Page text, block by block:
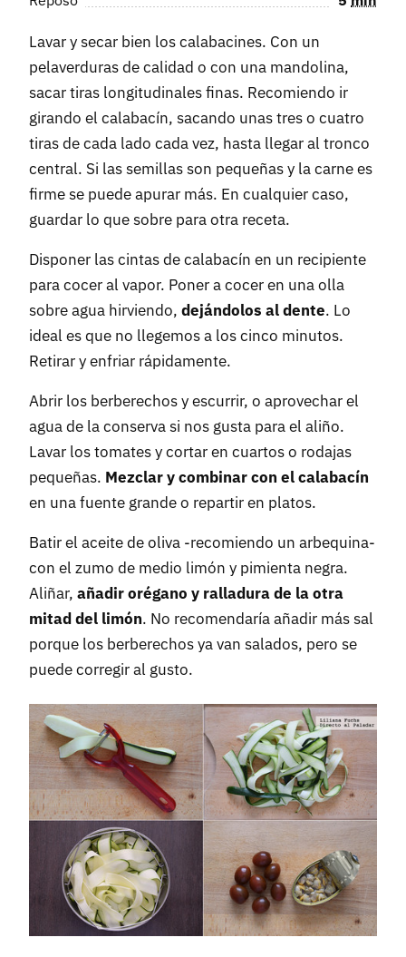
Lavar y secar bien los calabacines. Con un
pelaverduras de calidad o con una mandolina,
sacar tiras longitudinales finas. Recomiendo ir
girando el calabacín, sacando unas tres o cuatro
tiras de cada lado cada vez, hasta llegar al tronco
central. Si las semillas son pequeñas y la carne es
firme se puede apurar más. En cualquier caso,
guardar lo que sobre para otra receta.
Disponer las cintas de calabacín en un recipiente
para cocer al vapor. Poner a cocer en una olla
sobre agua hirviendo, dejándolos al dente. Lo
ideal es que no llegemos a los cinco minutos.
Retirar y enfriar rápidamente.
Abrir los berberechos y escurrir, o aprovechar el
agua de la conserva si nos gusta para el aliño.
Lavar los tomates y cortar en cuartos o rodajas
pequeñas. Mezclar y combinar con el calabacín
en una fuente grande o repartir en platos.
Batir el aceite de oliva -recomiendo un arbequina-
con el zumo de medio limón y pimienta negra.
Aliñar, añadir orégano y ralladura de la otra
mitad del limón. No recomendaría añadir más sal
porque los berberechos ya van salados, pero se
puede corregir al gusto.